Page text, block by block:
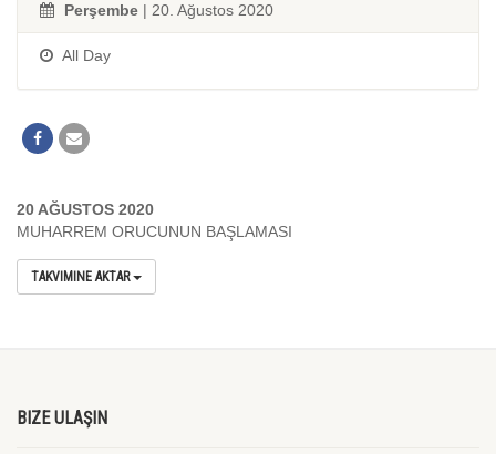
Perşembe | 20. Ağustos 2020
All Day
20 AĞUSTOS 2020
MUHARREM ORUCUNUN BAŞLAMASI
TAKVIMINE AKTAR
BIZE ULAŞIN